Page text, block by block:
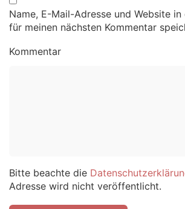
Name, E-Mail-Adresse und Website
für meinen nächsten Kommentar
Kommentar
Bitte beachte die
Adresse wird nicht veröffentlicht.